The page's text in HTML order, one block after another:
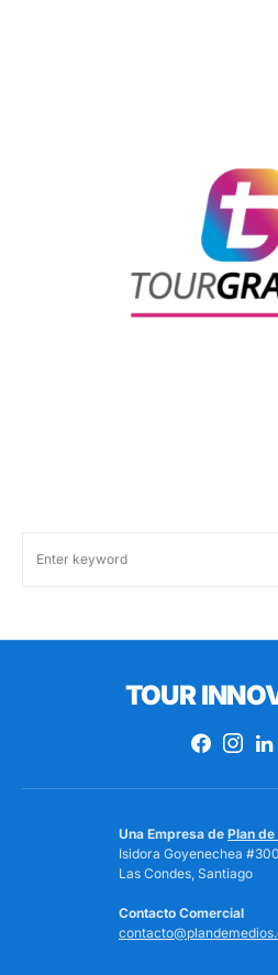
TOUR
Una Empresa de Plan
Isidora Goyenechea
Las Condes, Santiago
Contacto Comercial